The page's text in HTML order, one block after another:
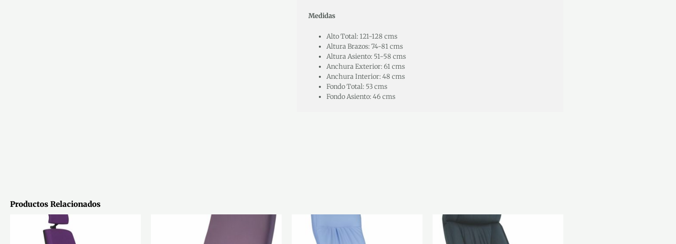
Medidas
Alto Total: 121-128 cms
Altura Brazos: 74-81 cms
Altura Asiento: 51-58 cms
Anchura Exterior: 61 cms
Anchura Interior: 48 cms
Fondo Total: 53 cms
Fondo Asiento: 46 cms
Productos Relacionados